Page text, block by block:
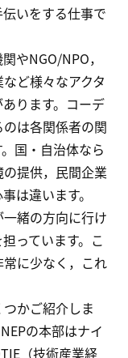
いをする仕事で
やNGO/NPO，
ど様々なアクタ
ります。コーデ
は各関係者の関
国・自治体なら
提供，民間企業
は違います。
緒の方向に行け
っています。こ
に少なく，これ
かご紹介しま
の本部はナイ
（技術産業経